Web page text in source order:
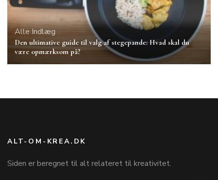
Alle Indlæg
Den ultimative guide til valg af stegepande: Hvad skal du
være opmærksom på?
ALT-OM-KREA.DK
Siden er beregnet til alt relateret til kreativitet.